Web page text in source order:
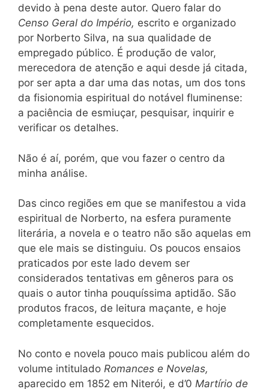
devido à pena deste autor. Quero falar do
Censo Geral do Império, escrito e organizado
por Norberto Silva, na sua qualidade de
empregado público. É produção de valor,
merecedora de atenção e aqui desde já citada,
por ser apta a dar uma das notas, um dos tons
da fisionomia espiritual do notável fluminense:
a paciência de esmiuçar, pesquisar, inquirir e
verificar os detalhes.
Não é aí, porém, que vou fazer o centro da
minha análise.
Das cinco regiões em que se manifestou a vida
espiritual de Norberto, na esfera puramente
literária, a novela e o teatro não são aquelas em
que ele mais se distinguiu. Os poucos ensaios
praticados por este lado devem ser
considerados tentativas em gêneros para os
quais o autor tinha pouquíssima aptidão. São
produtos fracos, de leitura maçante, e hoje
completamente esquecidos.
No conto e novela pouco mais publicou além do
volume intitulado Romances e Novelas,
aparecido em 1852 em Niterói, e d’0 Martírio de